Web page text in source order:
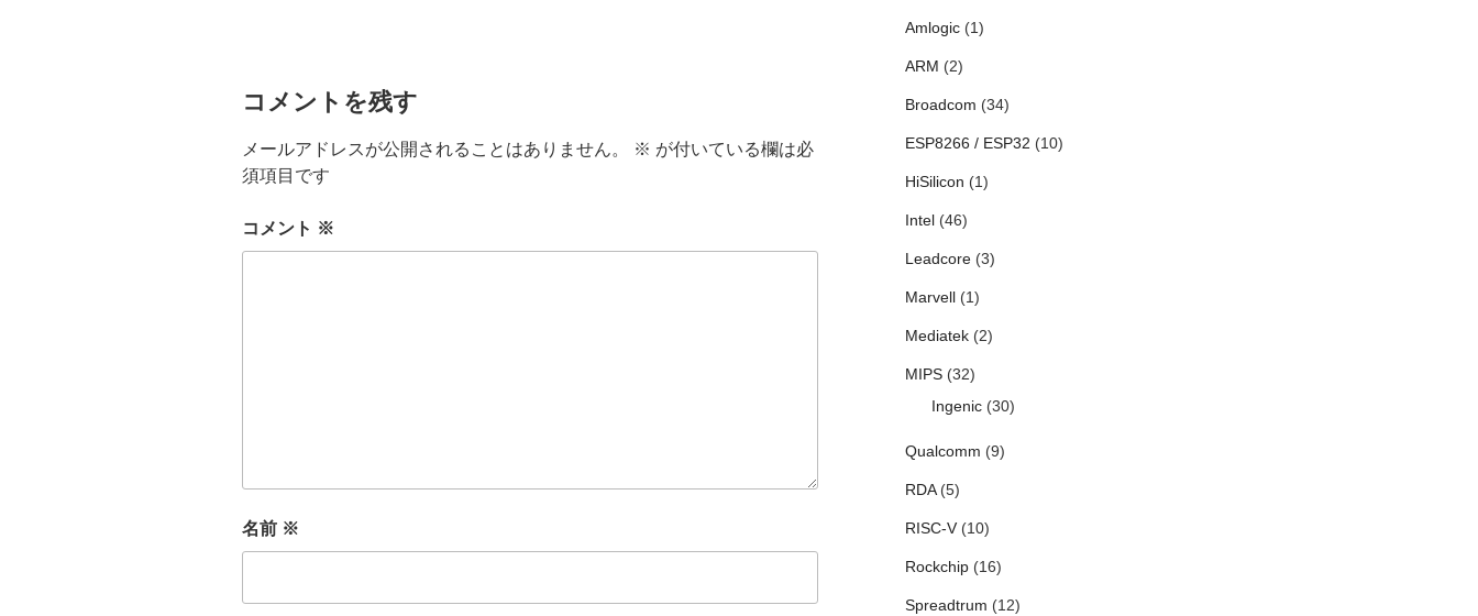
コメントを残す
メールアドレスが公開されることはありません。 ※ が付いている欄は必
須項目です
コメント ※
名前 ※
Amlogic(1)
ARM (2)
Broadcom (34)
ESP8266 / ESP32 (10)
HiSilicon (1)
Intel(46)
Leadcore(3)
Marvell(1)
Mediatek(2)
MIPS(32)
Ingenic(30)
Qualcomm (9)
RDA(5)
RISC-V(10)
Rockchip(16)
Spreadtrum (12)